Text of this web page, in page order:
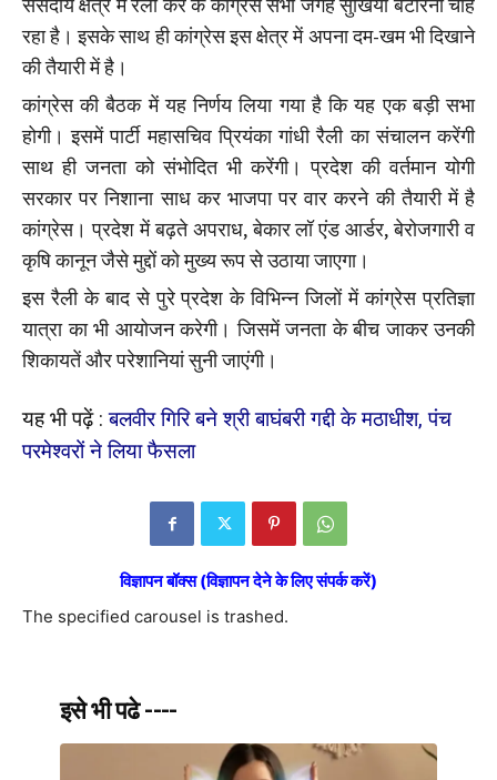
संसदीय क्षेत्र में रैली कर के कांग्रेस सभी जगह सुर्खियां बटोरना चाह
रहा है। इसके साथ ही कांग्रेस इस क्षेत्र में अपना दम-खम भी दिखाने
की तैयारी में है।
कांग्रेस की बैठक में यह निर्णय लिया गया है कि यह एक बड़ी सभा
होगी। इसमें पार्टी महासचिव प्रियंका गांधी रैली का संचालन करेंगी
साथ ही जनता को संभोदित भी करेंगी। प्रदेश की वर्तमान योगी
सरकार पर निशाना साध कर भाजपा पर वार करने की तैयारी में है
कांग्रेस। प्रदेश में बढ़ते अपराध, बेकार लॉ एंड आर्डर, बेरोजगारी व
कृषि कानून जैसे मुद्दों को मुख्य रूप से उठाया जाएगा।
इस रैली के बाद से पुरे प्रदेश के विभिन्न जिलों में कांग्रेस प्रतिज्ञा
यात्रा का भी आयोजन करेगी। जिसमें जनता के बीच जाकर उनकी
शिकायतें और परेशानियां सुनी जाएंगी।
यह भी पढ़ें :बलवीर गिरि बने श्री बाघंबरी गद्दी के मठाधीश, पंच
परमेश्वरों ने लिया फैसला
विज्ञापन बॉक्स (विज्ञापन देने के लिए संपर्क करें)
The specified carousel is trashed.
इसे भी पढे ----